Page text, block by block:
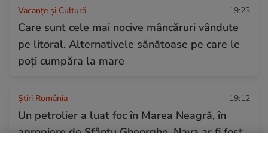
Vacanțe și Cultură 19:23
Care sunt cele mai nocive mâncăruri vândute
pe litoral. Alternativele sănătoase pe care le
poți cumpăra la mare
Știri România 19:12
Un petrolier a luat foc în Marea Neagră, în
apropiere de Sfântu Gheorghe. Nava ar fi fost